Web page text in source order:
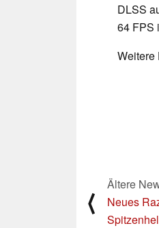
DLSS
64 FPS
Weitere
⟨
Ältere
Neues